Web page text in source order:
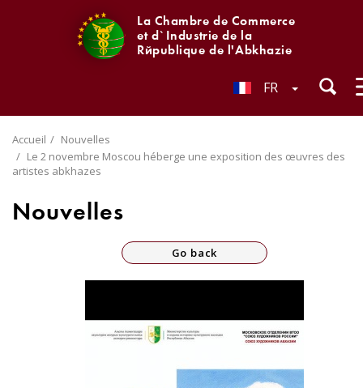
La Chambre de Commerce
et d`Industrie de la
République de l'Abkhazie
FR
Accueil
Nouvelles
Le 2 novembre Moscou héberge une exposition des œuvres des
artistes abkhazes
Nouvelles
Go back